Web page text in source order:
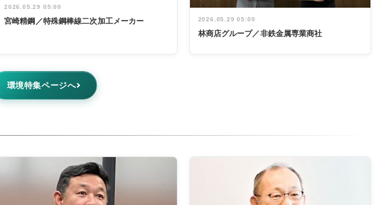
2026.05.29 05:00
宮崎精鋼／特殊鋼棒線二次加工メーカー 2026.05.29 05:00
林商店グループ／非鉄金属専業商社
環境特集ページへ